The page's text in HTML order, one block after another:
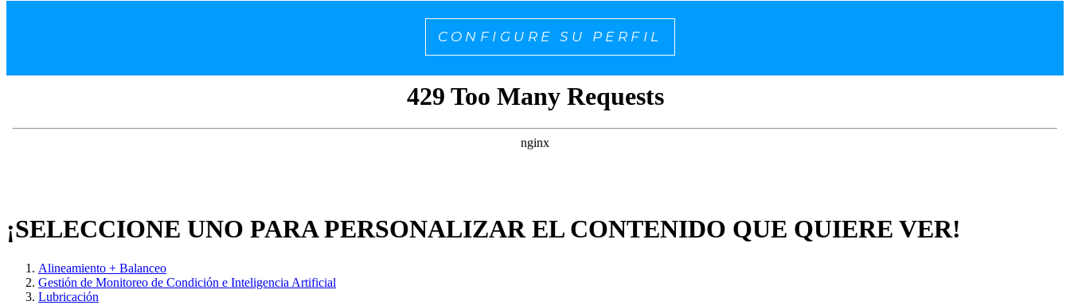
CONFIGURE SU PERFIL
¡SELECCIONE UNO PARA PERSONALIZAR EL CONTENIDO QUE QUIERE VER!
Alineamiento + Balanceo
Gestión de Monitoreo de Condición e Inteligencia Artificial
Lubricación